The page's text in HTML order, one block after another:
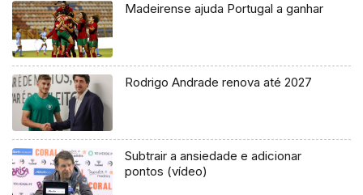
Madeirense ajuda Portugal a ganhar
Rodrigo Andrade renova até 2027
Subtrair a ansiedade e adicionar
pontos (vídeo)